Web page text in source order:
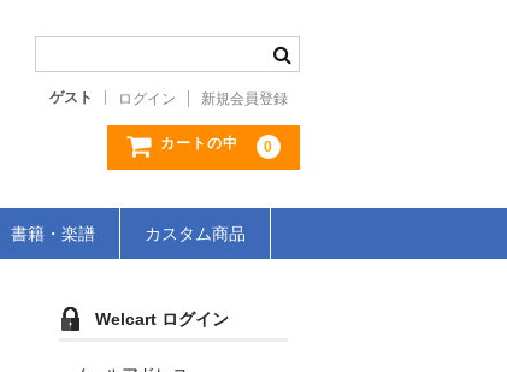
ゲスト ログイン 新規会員登録
カートの中 0
書籍・楽譜 カスタム商品
Welcart ログイン